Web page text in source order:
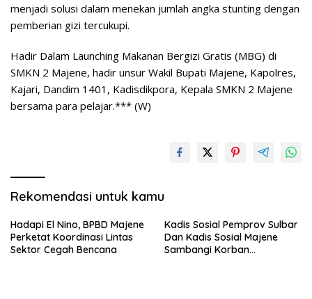
menjadi solusi dalam menekan jumlah angka stunting dengan
pemberian gizi tercukupi.
Hadir Dalam Launching Makanan Bergizi Gratis (MBG) di
SMKN 2 Majene, hadir unsur Wakil Bupati Majene, Kapolres,
Kajari, Dandim 1401, Kadisdikpora, Kepala SMKN 2 Majene
bersama para pelajar.*** (W)
Rekomendasi untuk kamu
Hadapi El Nino, BPBD Majene
Perketat Koordinasi Lintas
Sektor Cegah Bencana
Kadis Sosial Pemprov Sulbar
Dan Kadis Sosial Majene
Sambangi Korban